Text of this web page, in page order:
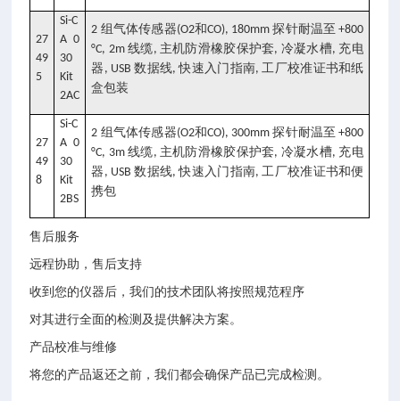
27
49
5
Si-C
A 0
30
Kit
2AC
2 组气体传感器(O2和CO), 180mm探针耐温至 +800
°C, 2m线缆, 主机防滑橡胶保护套, 冷凝水槽, 充电
器 , USB数据线,快速入门指南,工厂校准证书和纸
盒包装
27
49
8
Si-C
A 0
30
Kit
2BS
2 组气体传感器(O2和CO), 300mm探针耐温至 +800
°C, 3m线缆, 主机防滑橡胶保护套, 冷凝水槽, 充电
器 , USB数据线,快速入门指南,工厂校准证书和便
携包
售后服务
远程协助，售后支持
收到您的仪器后，我们的技术团队将按照规范程序
对其进行全面的检测及提供解决方案。
产品校准与维修
将您的产品返还之前，我们都会确保产品已完成检测。